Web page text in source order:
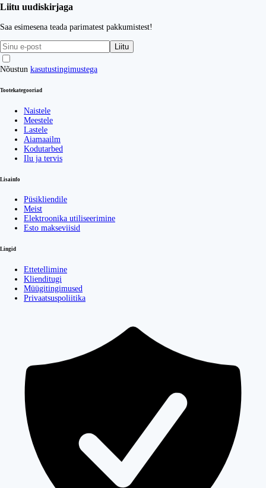
Liitu uudiskirjaga
Saa esimesena teada parimatest pakkumistest!
Liitu
Nõustun kasutustingimustega
Tootekategooriad
Naistele
Meestele
Lastele
Aiamaailm
Kodutarbed
Ilu ja tervis
Lisainfo
Püsikliendile
Meist
Elektroonika utiliseerimine
Esto makseviisid
Lingid
Ettetellimine
Klienditugi
Müügitingimused
Privaatsuspoliitika